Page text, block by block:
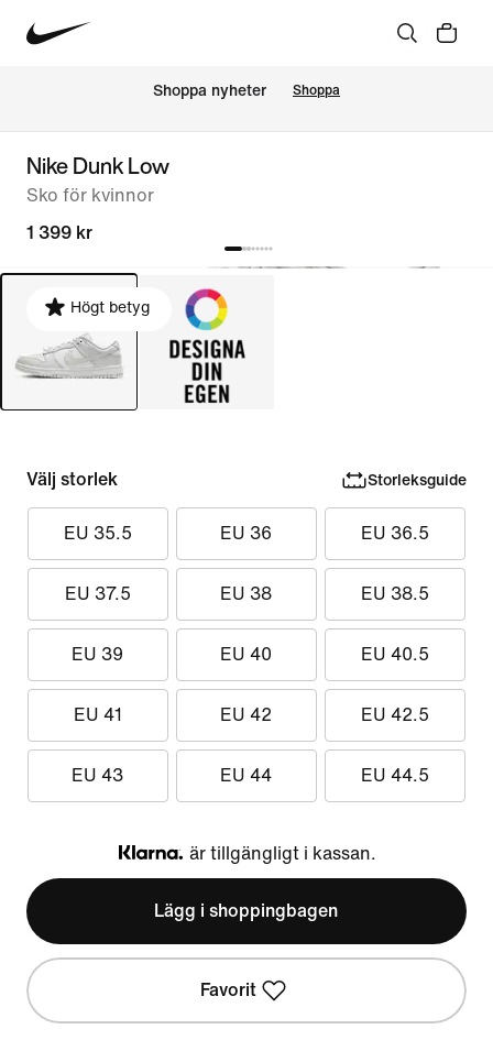
Shoppa nyheter Shoppa
Nike Dunk Low
Sko för kvinnor
1 399 kr
Högt betyg
Välj storlek Storleksguide
EU 35.5 EU 36 EU 36.5
EU 37.5 EU 38 EU 38.5
EU 39 EU 40 EU 40.5
EU 41 EU 42 EU 42.5
EU 43 EU 44 EU 44.5
Klarna
är tillgängligt i kassan.
Lägg i shoppingbagen
Favorit